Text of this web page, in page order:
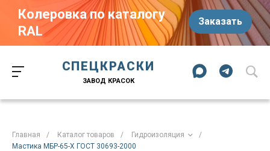
Колеровка по каталогу
RAL
Заказать
ул. Труда, д. 187 к.2
Челябинск
Челябинская область
СПЕЦКРАСКИ
ЗАВОД КРАСОК
Главная / Каталог товаров / Гидроизоляция
/
Мастика МБР-65-Х ГОСТ 30693-2000